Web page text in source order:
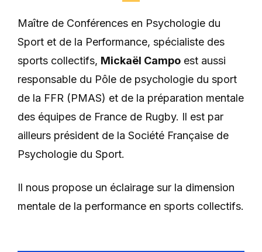
Maître de Conférences en Psychologie du
Sport et de la Performance, spécialiste des
sports collectifs, Mickaël Campo est aussi
responsable du Pôle de psychologie du sport
de la FFR (PMAS) et de la préparation mentale
des équipes de France de Rugby. Il est par
ailleurs président de la Société Française de
Psychologie du Sport.
Il nous propose un éclairage sur la dimension
mentale de la performance en sports collectifs.